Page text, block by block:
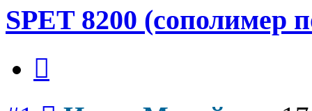
SPET 8200 (сополимер